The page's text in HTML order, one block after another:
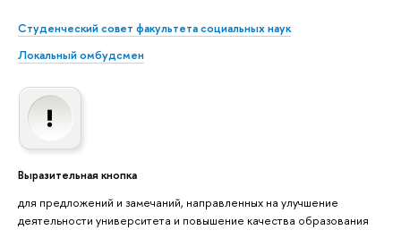
Студенческий совет факультета социальных наук
Локальный омбудсмен
Выразительная кнопка
для предложений и замечаний, направленных на улучшение
деятельности университета и повышение качества образования